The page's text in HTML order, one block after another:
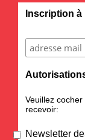
Inscription à
Veuillez
recevoir:
Newsletter